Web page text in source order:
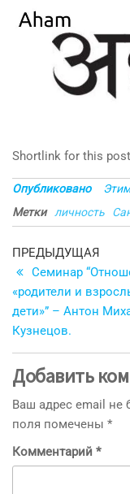
Shortlink for this
Опубликовано
Метки
личность
Навигация
по
записям
Предыдущая
запись
ПРЕДЫДУЩАЯ
Семинар
«родители и
дети»” – Антон
Кузнецов.
Добавить
Ваш адрес email не
поля помечены *
Комментарий *